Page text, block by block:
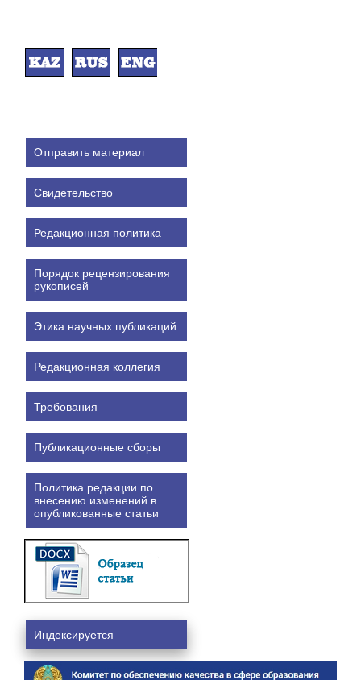
Отправить материал
Свидетельство
Редакционная политика
Порядок рецензирования
рукописей
Этика научных публикаций
Редакционная коллегия
Требования
Публикационные сборы
Политика редакции по
внесению изменений в
опубликованные статьи
Индексируется